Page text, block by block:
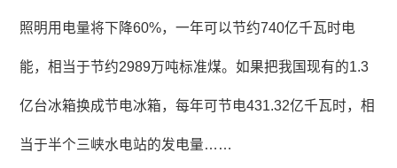
照明用电量将下降60%，一年可以节约740亿千瓦时电
能，相当于节约2989万吨标准煤。如果把我国现有的1.3
亿台冰箱换成节电冰箱，每年可节电431.32亿千瓦时，相
当于半个三峡水电站的发电量……